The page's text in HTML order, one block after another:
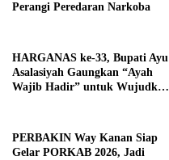
Perangi Peredaran Narkoba
HARGANAS ke-33, Bupati Ayu
Asalasiyah Gaungkan “Ayah
Wajib Hadir” untuk Wujudkan
PERBAKIN Way Kanan Siap
Gelar PORKAB 2026, Jadi